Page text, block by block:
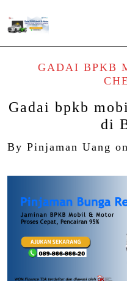
GADAI BPKB
Gadai bpkb
di
By Pinjaman Uang on